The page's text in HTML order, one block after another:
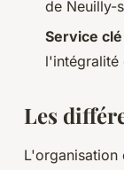
de Neuilly-
Service
l'intégralité
Les
L'organisation